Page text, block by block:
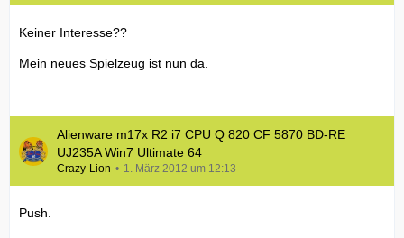
Keiner Interesse??
Mein neues Spielzeug ist nun da.
Alienware m17x R2 i7 CPU Q 820 CF 5870 BD-RE
UJ235A Win7 Ultimate 64
Crazy-Lion 1. März 2012 um 12:13
Push.